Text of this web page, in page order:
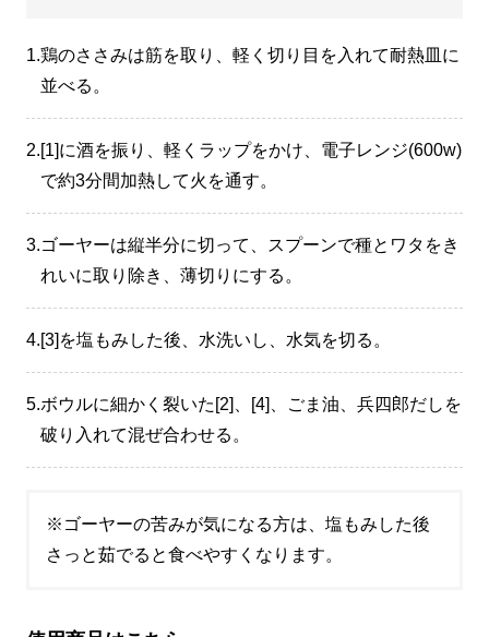
1.鶏のささみは筋を取り、軽く切り目を入れて耐熱皿に
並べる。
2.[1]に酒を振り、軽くラップをかけ、電子レンジ(600w)
で約3分間加熱して火を通す。
3.ゴーヤーは縦半分に切って、スプーンで種とワタをき
れいに取り除き、薄切りにする。
4.[3]を塩もみした後、水洗いし、水気を切る。
5.ボウルに細かく裂いた[2]、[4]、ごま油、兵四郎だしを
破り入れて混ぜ合わせる。
※ゴーヤーの苦みが気になる方は、塩もみした後
さっと茹でると食べやすくなります。